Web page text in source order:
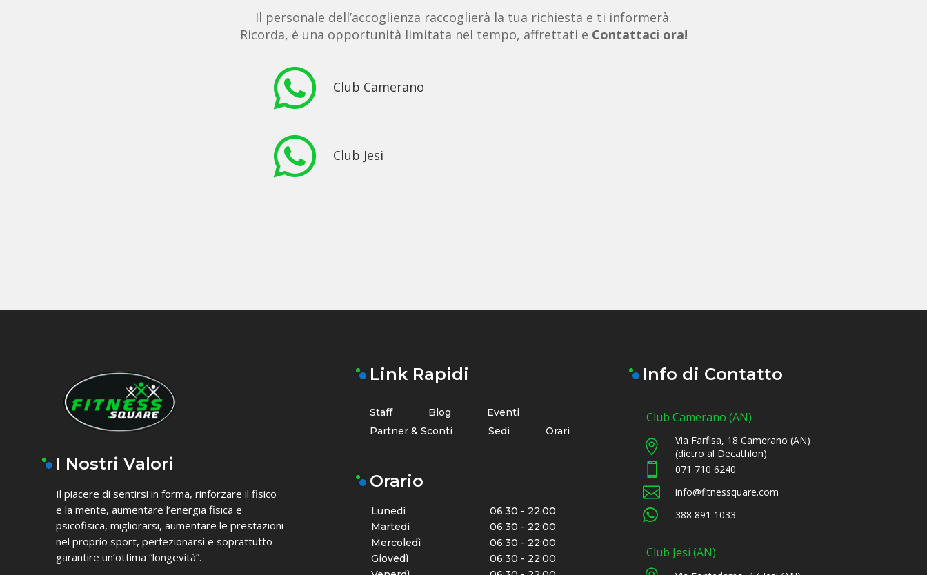
Il personale dell’accoglienza raccoglierà la tua richiesta e ti informerà.
Ricorda, è una opportunità limitata nel tempo, affrettati e Contattaci ora!
 Club Camerano
 Club Jesi
I Nostri Valori
Il piacere di sentirsi in forma, rinforzare il fisico
e la mente, aumentare l’energia fisica e
psicofisica, migliorarsi, aumentare le prestazioni
nel proprio sport, perfezionarsi e soprattutto
garantire un’ottima “longevità”.
Link Rapidi
Staff Blog
Eventi
Partner & Sconti
Sedi Orari
Orario
Lunedì
06:30 - 22:00
Martedì
06:30 - 22:00
Mercoledì
06:30 - 22:00
Giovedì
06:30 - 22:00
Info di Contatto
Club Camerano (AN)

Via Farfisa, 18 Camerano (AN)
(dietro al Decathlon)
071 710 6240
 info@fitnessquare.com
 388 891 1033
Club Jesi (AN)